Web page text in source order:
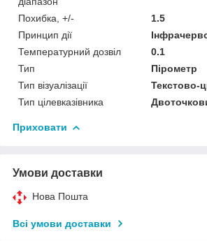
Похибка, +/-
1.5
Принцип дії
Температурний дозвіл
0.1
Тип
Пірометр
Тип візуалізації
Текстово-
Тип цілевказівника
Приховати
Умови доставки
Нова Пошта
Всі умови доставки